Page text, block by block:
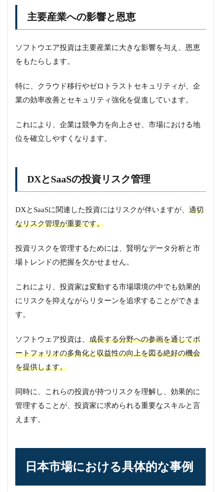
主要産業への影響と恩恵
ソフトウエア投資は主要産業に大きな影響を与え、恩恵
をもたらします。
特に、クラウド移行やゼロトラストセキュリティが、企
業の効率改善とセキュリティ強化を促進しています。
これにより、企業は競争力を向上させ、市場における地
位を確立しやすくなります。
DXとSaaSの投資リスク管理
DXとSaaSに関連した投資にはリスクが伴いますが、 適切
なリスク管理が重要です。
投資リスクを管理するためには、賢明なデータ分析と市
場トレンドの把握を欠かせません。
これにより、投資家は変動する市場環境の中でも効果的
にリスクを抑えながらリターンを追求することができま
す。
ソフトウェア投資は、 成長する分野への参画を通じてポ
ートフォリオの多角化と収益性の向上を図る絶好の機会
を提供します。
同時に、これらの投資が持つリスクを理解し、効果的に
管理することが、投資家に求められる重要なスキルと言
えます。
日本市場における具体的な事例